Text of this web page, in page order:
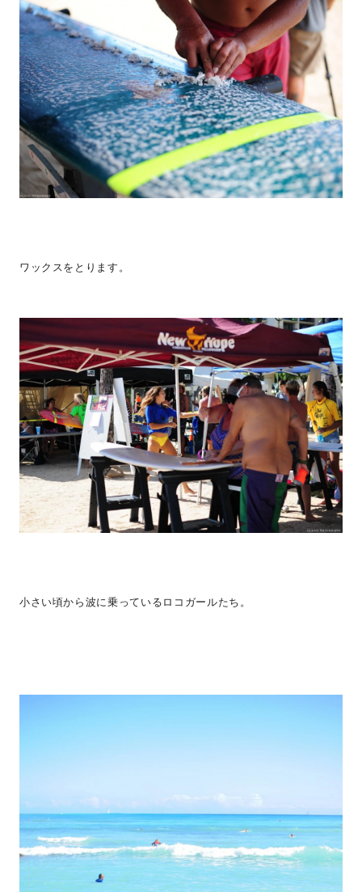
ワックスをとります。
小さい頃から波に乗っているロコガールたち。